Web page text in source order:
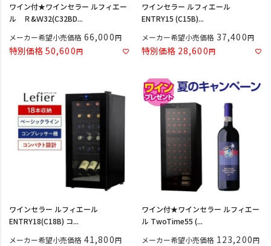
ワイン付★ワインセラー ルフィエー
ル Ｒ&Ｗ32(C32BD...
メーカー希望小売価格 66,000
特別価格 50,600
ワインセラー ルフィエール
ENTRY15 (C15B)...
メーカー希望小売価格 37,400
特別価格 28,600
ワインセラー ルフィエール
ENTRY18(C18B) コ...
メーカー希望小売価格 41,800
ワイン付★ワインセラー ルフィエー
ル TwoTime55 (...
メーカー希望小売価格 123,200